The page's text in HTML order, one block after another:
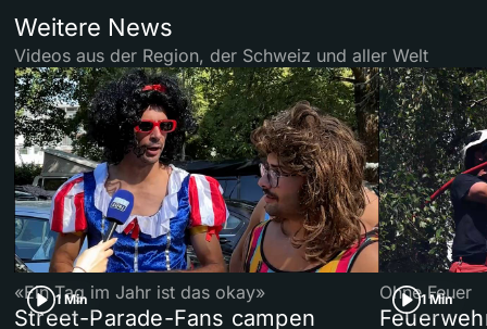
Weitere News
Videos aus der Region, der Schweiz und aller Welt
1 Min
«Ein Tag im Jahr ist das okay»
Street-Parade-Fans campen
1 Min
Ohne Feuer